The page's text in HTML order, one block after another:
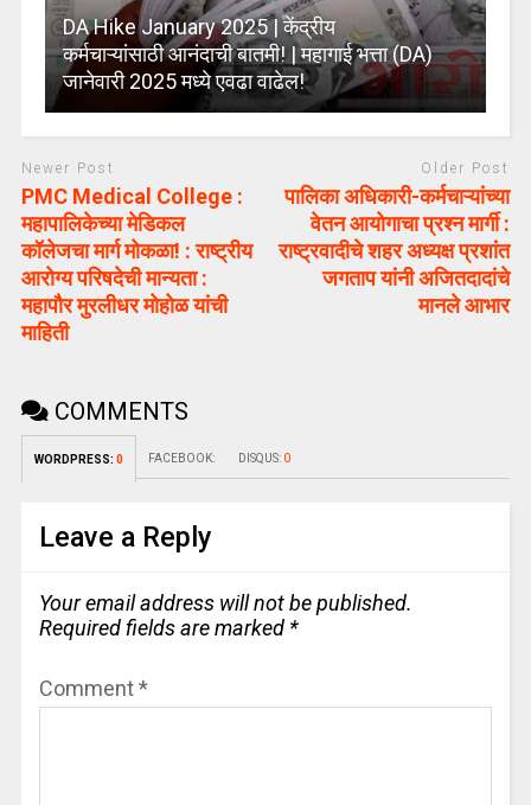
DA Hike January 2025 | केंद्रीय
कर्मचाऱ्यांसाठी आनंदाची बातमी! | महागाई भत्ता (DA)
जानेवारी 2025 मध्ये एवढा वाढेल!
Newer Post
PMC Medical College :
महापालिकेच्या मेडिकल
कॉलेजचा मार्ग मोकळा! : राष्ट्रीय
आरोग्य परिषदेची मान्यता :
महापौर मुरलीधर मोहोळ यांची
माहिती
Older Post
पालिका अधिकारी-कर्मचाऱ्यांच्या
वेतन आयोगाचा प्रश्न मार्गी :
राष्ट्रवादीचे शहर अध्यक्ष प्रशांत
जगताप यांनी अजितदादांचे
मानले आभार
COMMENTS
WORDPRESS: 0 FACEBOOK: DISQUS: 0
Leave a Reply
Your email address will not be published.
Required fields are marked *
Comment*